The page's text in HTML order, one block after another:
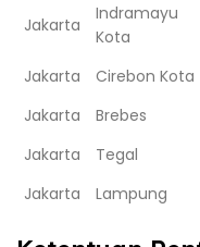
Jakarta
Indramayu
Kota
Jakarta Cirebon Kota
Jakarta
Brebes
Jakarta
Tegal
Jakarta
Lampung